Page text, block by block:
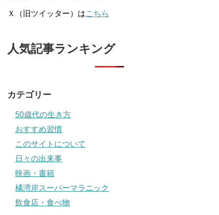
Ｘ（旧ツイッター）はこちら
人気記事ランキング
カテゴリー
50歳代の生き方
おすすめ習慣
このサイトについて
日々の出来事
映画・書籍
橘湾岸スーパーマラニック
飲食店・食べ物